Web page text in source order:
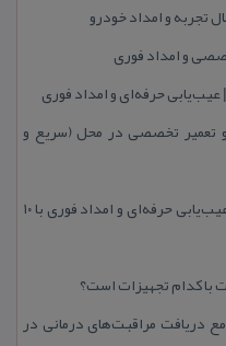
و امداد فوری
حرفه‌ای و امداد فوری
تعمیر تخصصی در محل (سریع و
تعمیرگاه تخصصی كوییك در مشهد | عیب‌یابی حرفه‌ای و امداد فوری با ۱۰
دریافت مراقبت‌های درمانی در